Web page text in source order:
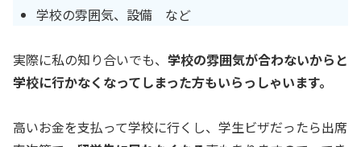
学校の雰囲気、設備 など
実際に私の知り合いでも、 学校の雰囲気が合わないからと
学校に行かなくなってしまった方もいらっしゃいます。
高いお金を支払って学校に行くし、学生ビザだったら出席